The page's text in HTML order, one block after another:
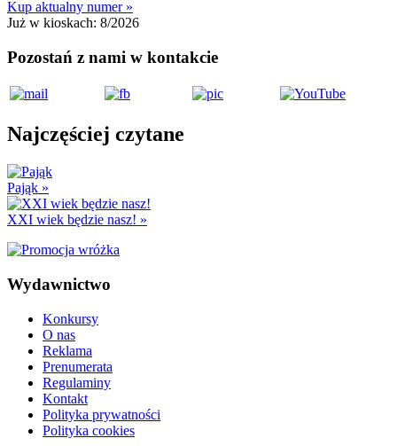
Kup aktualny numer »
Już w kioskach: 8/2026
Pozostań z nami w kontakcie
Najczęściej czytane
Pająk »
XXI wiek będzie nasz! »
Wydawnictwo
Konkursy
O nas
Reklama
Prenumerata
Regulaminy
Kontakt
Polityka prywatności
Polityka cookies